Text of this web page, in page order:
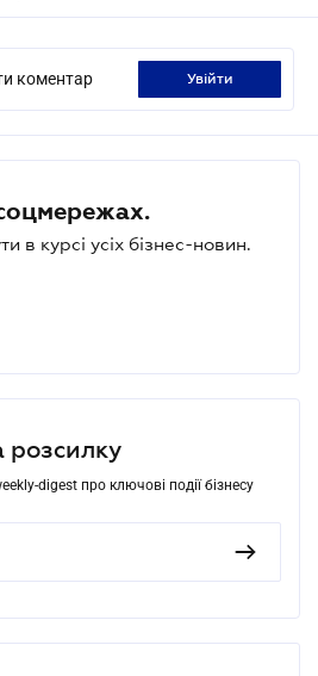
коментар увійти
в курсі усіх бізнес-новин.
розсилку
digest про ключові події бізнесу